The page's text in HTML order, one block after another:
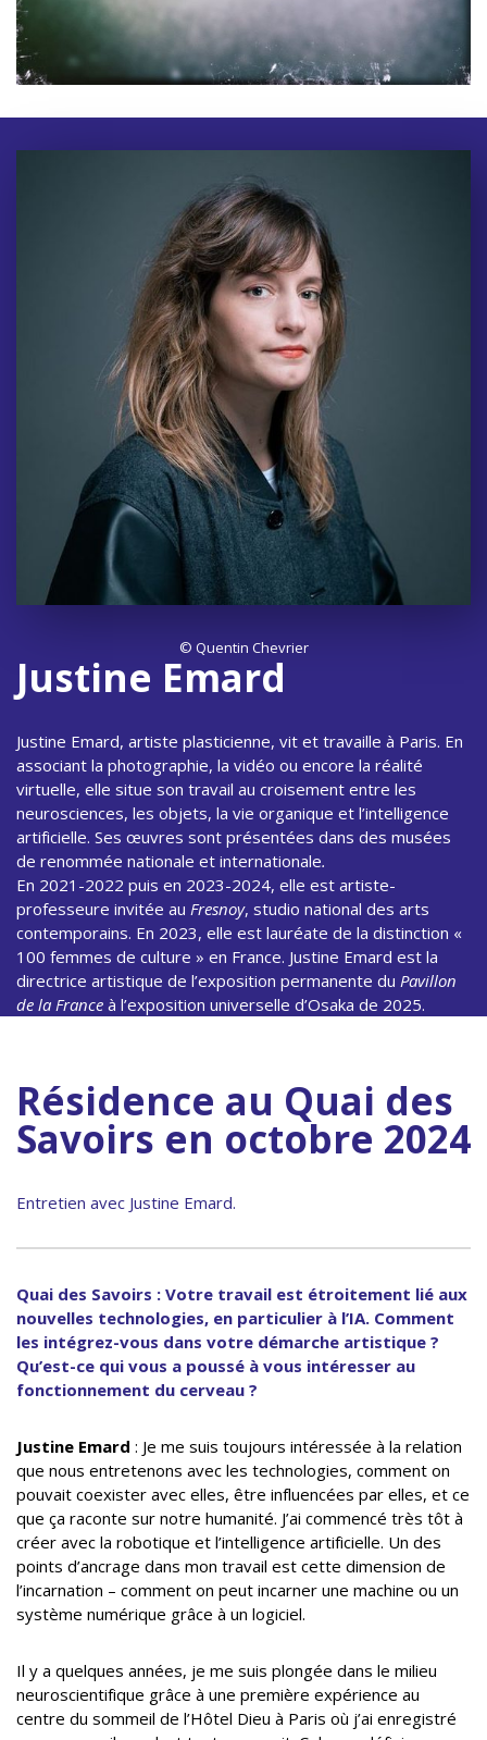
© Quentin Chevrier
Justine Emard
Justine Emard, artiste plasticienne, vit et travaille à Paris. En
associant la photographie, la vidéo ou encore la réalité
virtuelle, elle situe son travail au croisement entre les
neurosciences, les objets, la vie organique et l’intelligence
artificielle. Ses œuvres sont présentées dans des musées
de renommée nationale et internationale.
En 2021-2022 puis en 2023-2024, elle est artiste-
professeure invitée au Fresnoy, studio national des arts
contemporains. En 2023, elle est lauréate de la distinction «
100 femmes de culture » en France. Justine Emard est la
directrice artistique de l’exposition permanente du Pavillon
de la France à l’exposition universelle d’Osaka de 2025.
Résidence au Quai des
Savoirs en octobre 2024
Entretien avec Justine Emard.
Quai des Savoirs : Votre travail est étroitement lié aux
nouvelles technologies, en particulier à l’IA. Comment
les intégrez-vous dans votre démarche artistique ?
Qu’est-ce qui vous a poussé à vous intéresser au
fonctionnement du cerveau ?
Justine Emard : Je me suis toujours intéressée à la relation
que nous entretenons avec les technologies, comment on
pouvait coexister avec elles, être influencées par elles, et ce
que ça raconte sur notre humanité. J’ai commencé très tôt à
créer avec la robotique et l’intelligence artificielle. Un des
points d’ancrage dans mon travail est cette dimension de
l’incarnation – comment on peut incarner une machine ou un
système numérique grâce à un logiciel.
Il y a quelques années, je me suis plongée dans le milieu
neuroscientifique grâce à une première expérience au
centre du sommeil de l’Hôtel Dieu à Paris où j’ai enregistré